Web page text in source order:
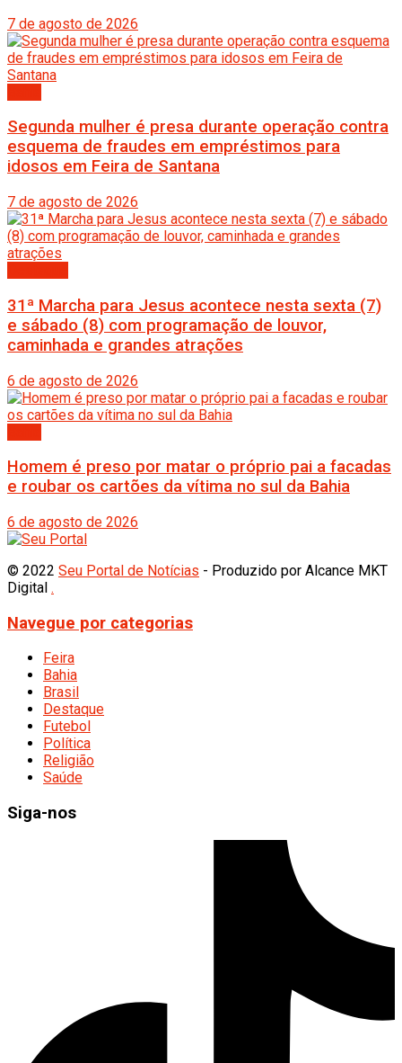
7 de agosto de 2026
Segunda mulher é presa durante operação contra
esquema de fraudes em empréstimos para
idosos em Feira de Santana
7 de agosto de 2026
31ª Marcha para Jesus acontece nesta sexta (7)
e sábado (8) com programação de louvor,
caminhada e grandes atrações
6 de agosto de 2026
Homem é preso por matar o próprio pai a facadas
e roubar os cartões da vítima no sul da Bahia
6 de agosto de 2026
© 2022 Seu Portal de Notícias - Produzido por Alcance MKT
Digital .
Navegue por categorias
Feira
Bahia
Brasil
Destaque
Futebol
Política
Religião
Saúde
Siga-nos